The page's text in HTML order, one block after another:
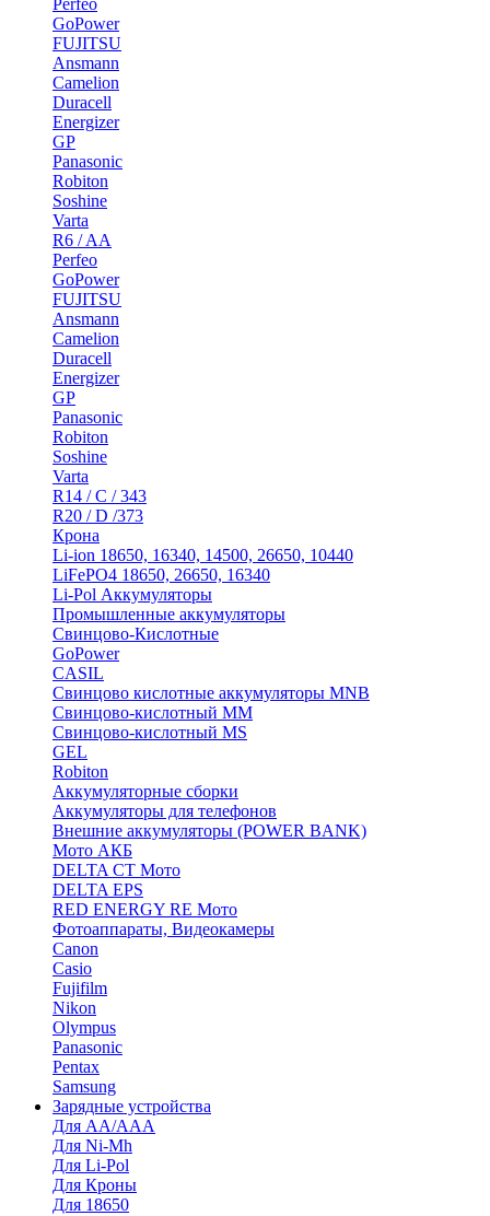
Perfeo
GoPower
FUJITSU
Ansmann
Camelion
Duracell
Energizer
GP
Panasonic
Robiton
Soshine
Varta
R6 / AA
Perfeo
GoPower
FUJITSU
Ansmann
Camelion
Duracell
Energizer
GP
Panasonic
Robiton
Soshine
Varta
R14 / C / 343
R20 / D /373
Крона
Li-ion 18650, 16340, 14500, 26650, 10440
LiFePO4 18650, 26650, 16340
Li-Pol Аккумуляторы
Промышленные аккумуляторы
Свинцово-Кислотные
GoPower
CASIL
Свинцово кислотные аккумуляторы MNB
Cвинцово-кислотный MM
Cвинцово-кислотный MS
GEL
Robiton
Аккумуляторные сборки
Аккумуляторы для телефонов
Внешние аккумуляторы (POWER BANK)
Мото АКБ
DELTA CT Мото
DELTA EPS
RED ENERGY RE Мото
Фотоаппараты, Видеокамеры
Canon
Casio
Fujifilm
Nikon
Olympus
Panasonic
Pentax
Samsung
Зарядные устройства
Для AA/AAA
Для Ni-Mh
Для Li-Pol
Для Кроны
Для 18650